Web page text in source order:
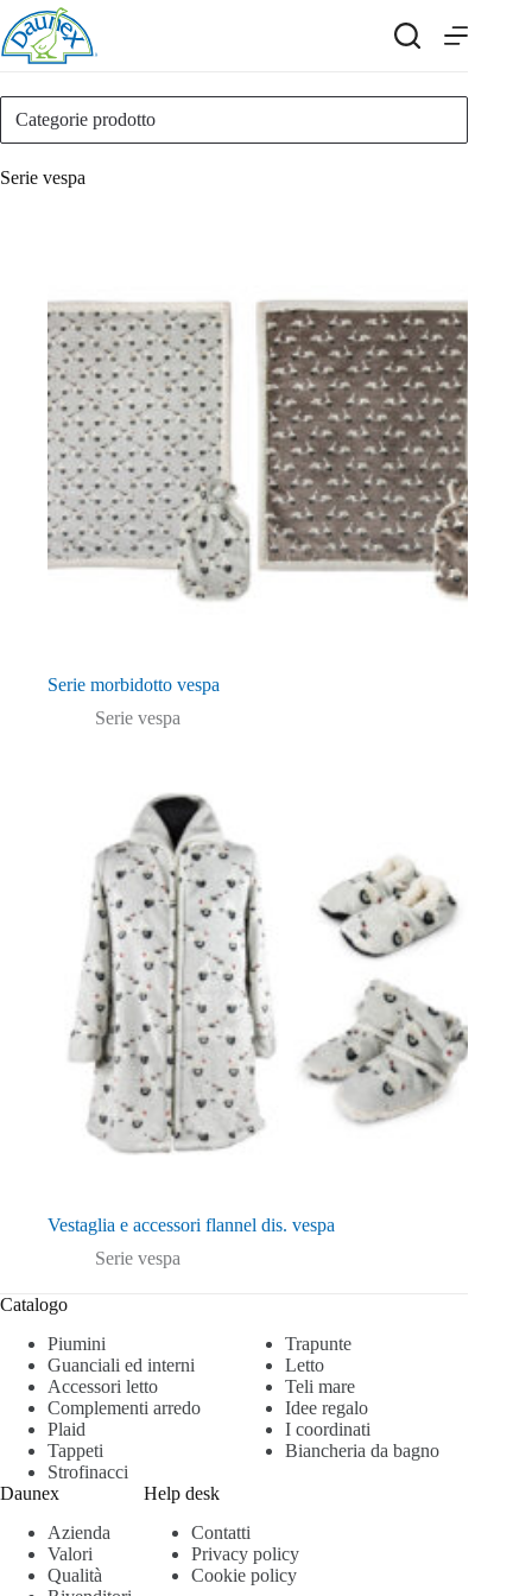
Salta
al
contenuto
Serie vespa
Serie morbidotto vespa
Serie vespa
Vestaglia e accessori flannel dis. vespa
Serie vespa
Categorie prodotto
Catalogo
Piumini
Trapunte
Guanciali ed interni
Letto
Accessori letto
Teli mare
Complementi arredo
Idee regalo
Plaid
I coordinati
Tappeti
Biancheria da bagno
Strofinacci
Daunex
Azienda
Valori
Qualità
Help desk
Contatti
Privacy policy
Cookie policy